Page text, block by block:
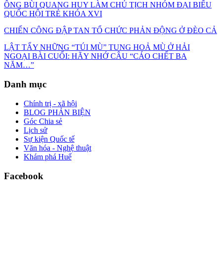
ÔNG BÙI QUANG HUY LÀM CHỦ TỊCH NHÓM ĐẠI BIỂU
QUỐC HỘI TRẺ KHÓA XVI
CHIẾN CÔNG ĐẬP TAN TỔ CHỨC PHẢN ĐỘNG Ở ĐÈO CẢ
LẬT TẨY NHỮNG “TÚI MÙ” TUNG HOẢ MÙ Ở HẢI
NGOẠI BÀI CUỐI: HÃY NHỚ CÂU “CÁO CHẾT BA
NĂM…”
Danh mục
Chính trị - xã hội
BLOG PHẢN BIỆN
Góc Chia sẻ
Lịch sử
Sự kiện Quốc tế
Văn hóa - Nghệ thuật
Khám phá Huế
Facebook